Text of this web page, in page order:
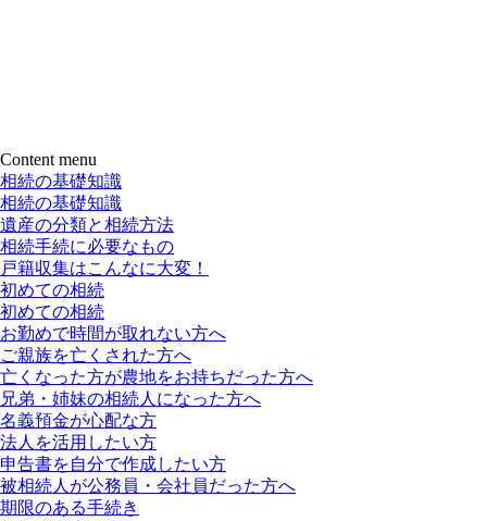
Content menu
相続の基礎知識
相続の基礎知識
遺産の分類と相続方法
相続手続に必要なもの
戸籍収集はこんなに大変！
初めての相続
初めての相続
お勤めで時間が取れない方へ
ご親族を亡くされた方へ
亡くなった方が農地をお持ちだった方へ
兄弟・姉妹の相続人になった方へ
名義預金が心配な方
法人を活用したい方
申告書を自分で作成したい方
被相続人が公務員・会社員だった方へ
期限のある手続き